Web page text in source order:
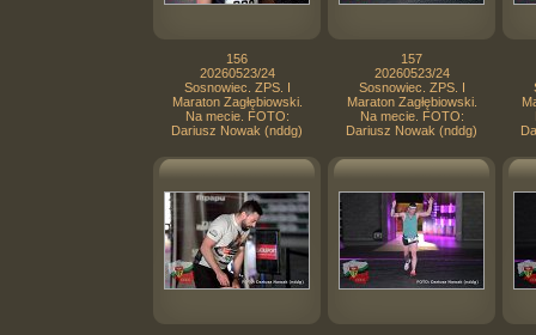
156
20260523/24
Sosnowiec. ZPS. I
Maraton Zagłębiowski.
Na mecie. FOTO:
Dariusz Nowak (nddg)
157
20260523/24
Sosnowiec. ZPS. I
Maraton Zagłębiowski.
Na mecie. FOTO:
Dariusz Nowak (nddg)